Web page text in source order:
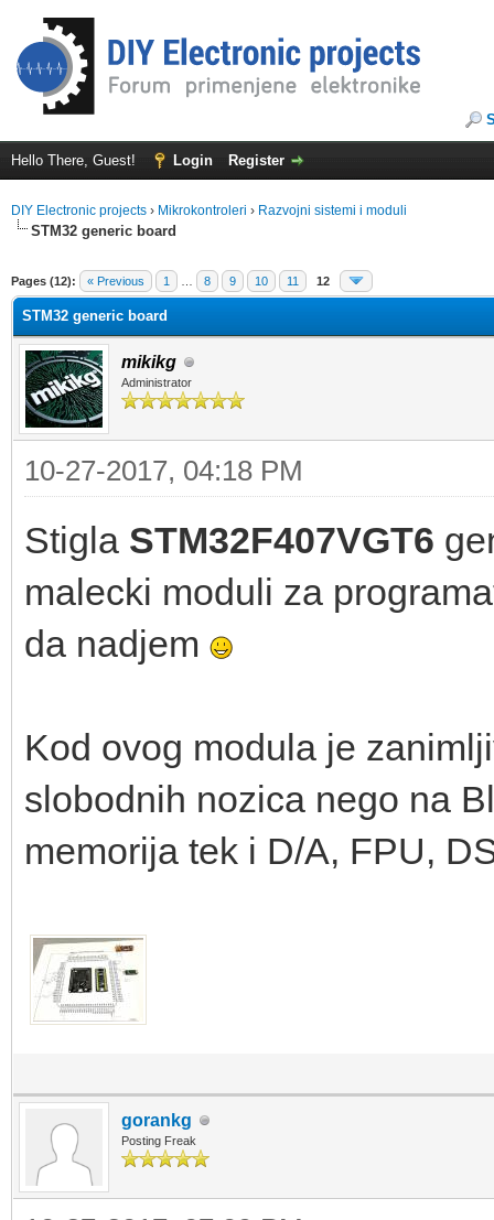
Hello There, Guest! Login Register
DIY Electronic projects › Mikrokontroleri › Razvojni sistemi i moduli
STM32 generic board
Pages (12): « Previous 1 8 9 10 11 12
STM32 generic board
mikikg
Administrator
10-27-2017, 04:18 PM
Stigla STM32F407VGT6
malecki moduli za
da nadjem
Kod ovog modula je
slobodnih nozica nego na
memorija tek i D/A, FPU,
gorankg
Posting Freak